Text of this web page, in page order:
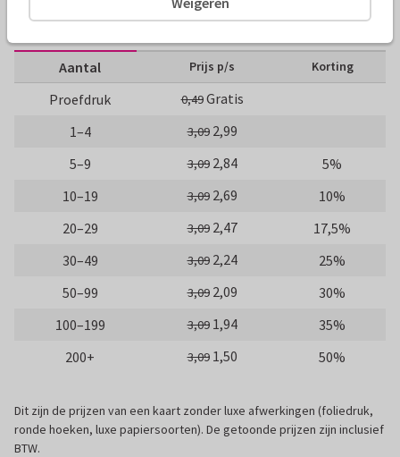
Aantal Prijs p/s Korting
Proefdruk 0,49Gratis
1–4
3,09 2,99
5–9
3,09 2,84
5%
10–19
3,09 2,69
10%
20–29
3,09 2,47
17,5%
30–49
3,09 2,24
25%
50–99
3,09 2,09
30%
100–199
3,09 1,94
35%
200+
3,09 1,50 50%
Dit zijn de prijzen van een kaart zonder luxe afwerkingen (foliedruk,
ronde hoeken, luxe papiersoorten). De getoonde prijzen zijn inclusief
BTW.